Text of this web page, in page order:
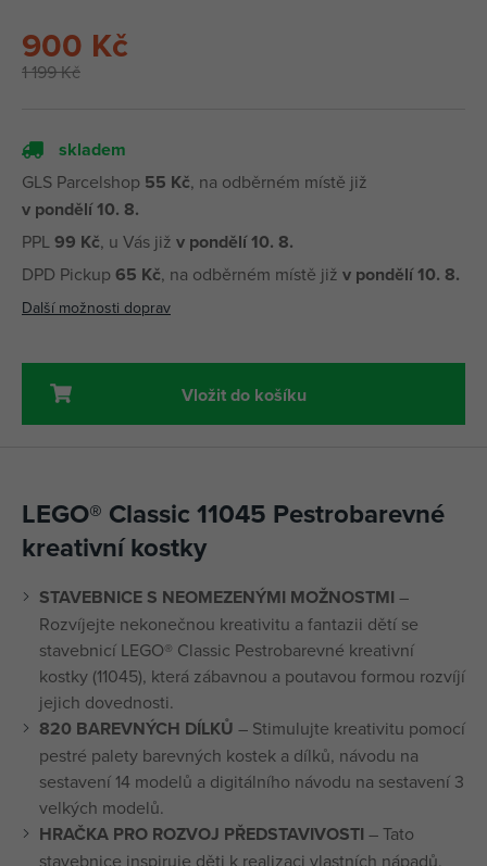
1 199 Kč
900 Kč
skladem
GLS Parcelshop 55 Kč, na odběrném místě již
v pondělí 10. 8.
PPL99 Kč, u Vás již v pondělí 10. 8.
DPD Pickup 65 Kč, na odběrném místě již v pondělí 10. 8.
Další možnosti doprav
Vložit do košíku
LEGO® Classic 11045 Pestrobarevné
kreativní kostky
STAVEBNICE S NEOMEZENÝMI MOŽNOSTMI –
Rozvíjejte nekonečnou kreativitu a fantazii dětí se
stavebnicí LEGO® Classic Pestrobarevné kreativní
kostky (11045), která zábavnou a poutavou formou rozvíjí
jejich dovednosti.
820 BAREVNÝCH DÍLKŮ – Stimulujte kreativitu pomocí
pestré palety barevných kostek a dílků, návodu na
sestavení 14 modelů a digitálního návodu na sestavení 3
velkých modelů.
HRAČKA PRO ROZVOJ PŘEDSTAVIVOSTI – Tato
stavebnice inspiruje děti k realizaci vlastních nápadů,